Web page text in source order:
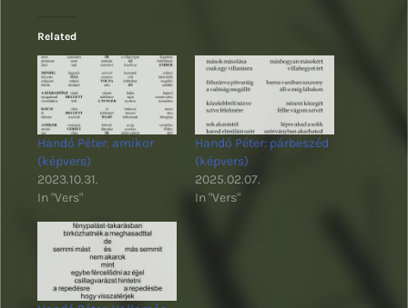
Related
Handó Péter: amikor
(képvers)
2023.10.31.
In "Vers"
Handó Péter: párbeszéd
(képvers)
2025.02.07.
In "Vers"